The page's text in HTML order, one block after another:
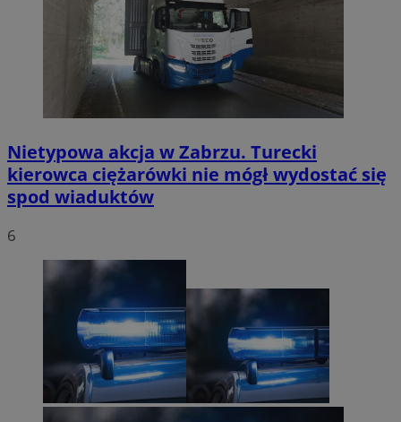
Nietypowa akcja w Zabrzu. Turecki
kierowca ciężarówki nie mógł wydostać się
spod wiaduktów
6